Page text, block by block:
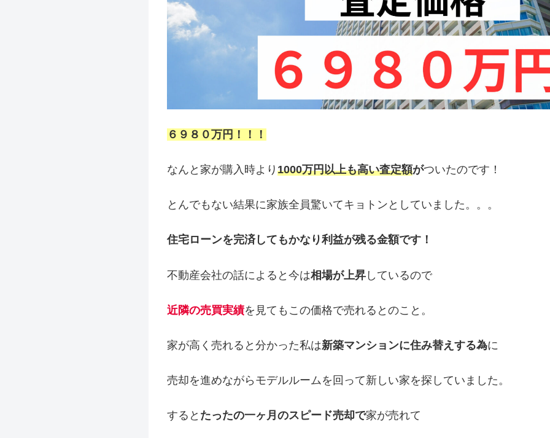
６９８０万円！！！
なんと家が購入時より 1000万円以上も高い査定額がついたのです！
とんでもない結果に家族全員驚いてキョトンとしていました。。。
住宅ローンを完済してもかなり利益が残る金額です！
不動産会社の話によると今は相場が上昇 しているので
近隣の売買実績を見てもこの価格で売れるとのこと。
家が高く売れると分かった私は新築マンションに住み替えする為に
売却を進めながらモデルルームを回って新しい家を探していました。
すると たったの一ヶ月のスピード売却で家が売れて